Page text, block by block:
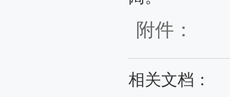
附件：
相关文档：